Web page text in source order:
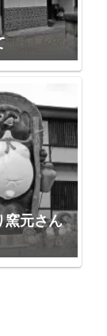
窯元さん